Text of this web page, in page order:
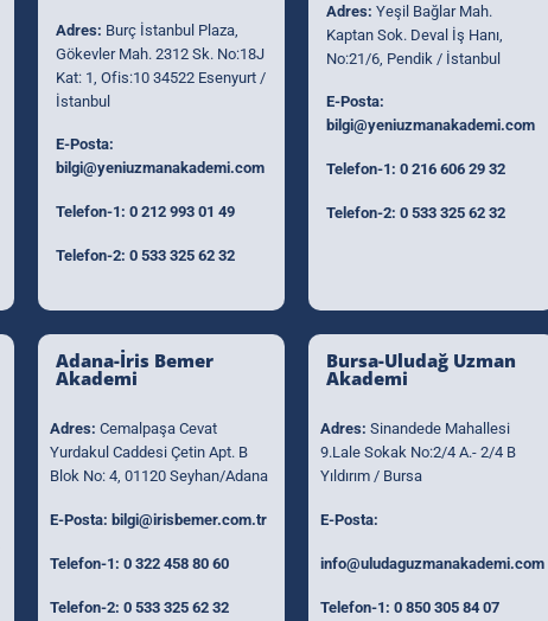
Adres: Burç İstanbul Plaza,
Gökevler Mah. 2312 Sk. No:18J
Kat: 1, Ofis:10 34522 Esenyurt /
İstanbul
E-Posta:
bilgi@yeniuzmanakademi.com
Telefon-1: 0 212 993 01 49
Telefon-2: 0 533 325 62 32
Adres: Yeşil Bağlar Mah.
Kaptan Sok. Deval İş Hanı,
No:21/6, Pendik / İstanbul
E-Posta:
bilgi@yeniuzmanakademi.com
Telefon-1: 0 216 606 29 32
Telefon-2: 0 533 325 62 32
Adana-İris Bemer
Akademi
Adres: Cemalpaşa Cevat
Yurdakul Caddesi Çetin Apt. B
Blok No: 4, 01120 Seyhan/Adana
E-Posta: bilgi@irisbemer.com.tr
Telefon-1: 0 322 458 80 60
Telefon-2: 0 533 325 62 32
Bursa-Uludağ Uzman
Akademi
Adres: Sinandede Mahallesi
9.Lale Sokak No:2/4 A.- 2/4 B
Yıldırım / Bursa
E-Posta:
info@uludaguzmanakademi.com
Telefon-1: 0 850 305 84 07